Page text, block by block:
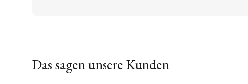
Das sagen unsere Kunden